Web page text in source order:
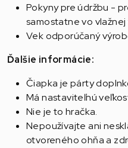
Pokyny pre údržbu -
samostatne vo
Vek odporúčaný
Ďalšie informácie:
Čiapka je párty
Má nastaviteľnú
Nie je to hračka.
Nepoužívajte ani
otvoreného ohňa a